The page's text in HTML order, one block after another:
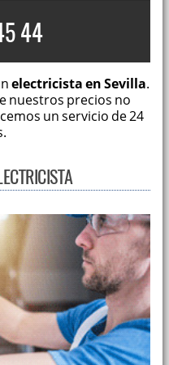
44
electricista en Sevilla.
nuestros precios no
un servicio de 24